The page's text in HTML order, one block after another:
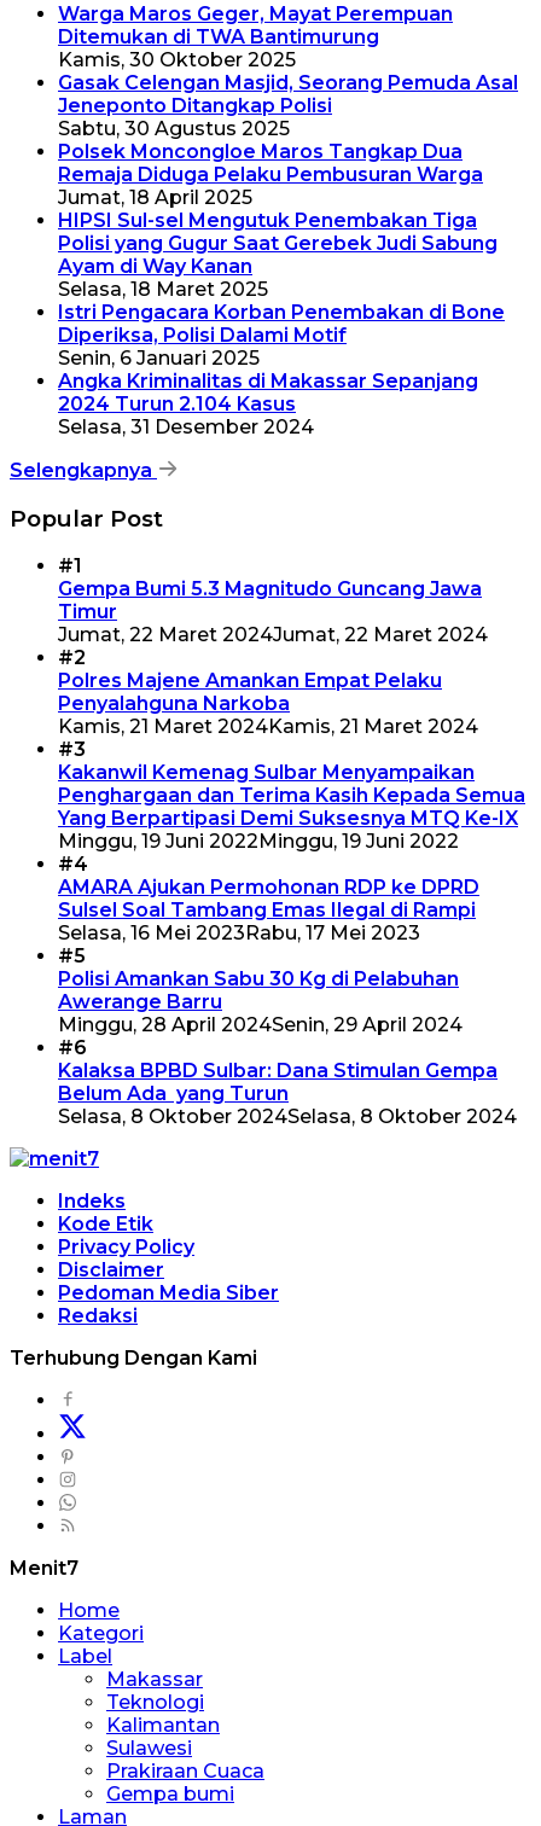
Warga Maros Geger, Mayat Perempuan
Ditemukan di TWA Bantimurung
Kamis, 30 Oktober 2025
Gasak Celengan Masjid, Seorang Pemuda Asal
Jeneponto Ditangkap Polisi
Sabtu, 30 Agustus 2025
Polsek Moncongloe Maros Tangkap Dua
Remaja Diduga Pelaku Pembusuran Warga
Jumat, 18 April 2025
HIPSI Sul-sel Mengutuk Penembakan Tiga
Polisi yang Gugur Saat Gerebek Judi Sabung
Ayam di Way Kanan
Selasa, 18 Maret 2025
Istri Pengacara Korban Penembakan di Bone
Diperiksa, Polisi Dalami Motif
Senin, 6 Januari 2025
Angka Kriminalitas di Makassar Sepanjang
2024 Turun 2.104 Kasus
Selasa, 31 Desember 2024
Selengkapnya
Popular Post
#1
Gempa Bumi 5.3 Magnitudo Guncang Jawa
Timur
Jumat, 22 Maret 2024Jumat, 22 Maret 2024
#2
Polres Majene Amankan Empat Pelaku
Penyalahguna Narkoba
Kamis, 21 Maret 2024Kamis, 21 Maret 2024
#3
Kakanwil Kemenag Sulbar Menyampaikan
Penghargaan dan Terima Kasih Kepada Semua
Yang Berpartipasi Demi Suksesnya MTQ Ke-IX
Minggu, 19 Juni 2022 Minggu, 19 Juni 2022
#4
AMARA Ajukan Permohonan RDP ke DPRD
Sulsel Soal Tambang Emas Ilegal di Rampi
Selasa, 16 Mei 2023 Rabu, 17 Mei 2023
#5
Polisi Amankan Sabu 30 Kg di Pelabuhan
Awerange Barru
Minggu, 28 April 2024Senin, 29 April 2024
#6
Kalaksa BPBD Sulbar: Dana Stimulan Gempa
Belum Ada yang Turun
Selasa, 8 Oktober 2024Selasa, 8 Oktober 2024
Indeks
Kode Etik
Privacy Policy
Disclaimer
Pedoman Media Siber
Redaksi
Terhubung Dengan Kami
Menit7
Home
Kategori
Label
Makassar
Teknologi
Kalimantan
Sulawesi
Prakiraan Cuaca
Gempa bumi
Laman